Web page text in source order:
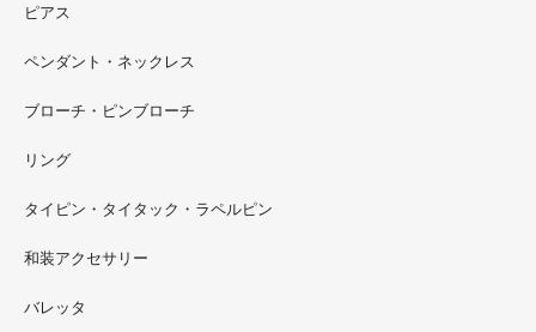
ただ今 東武百貨店船橋店に出展中です。9月20日まで4階
イベントスペースにいます。お近くの方はぜひお越しくだ
ピアス
ペンダント・ネックレス
ブローチ・ピンブローチ
リング
タイピン・タイタック・ラペルピン
和装アクセサリー
バレッタ